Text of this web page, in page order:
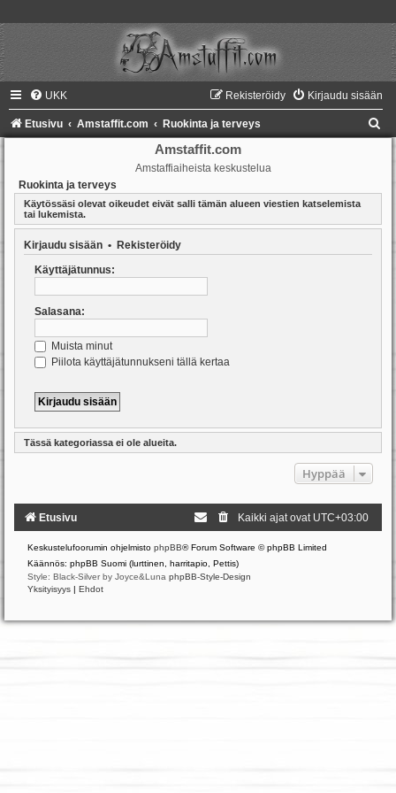
UKK Kirjaudu sisään
Rekisteröidy
Etusivu Amstaffit.com Ruokinta ja terveys
Amstaffit.com
Amstaffiaiheista keskustelua
Ruokinta ja terveys
Käytössäsi olevat oikeudet eivät salli tämän alueen viestien katselemista
tai lukemista.
Kirjaudu sisään • Rekisteröidy
Käyttäjätunnus:
Salasana:
Muista minut
Piilota käyttäjätunnukseni tällä kertaa
Tässä kategoriassa ei ole alueita.
Hyppää
Etusivu Kaikki ajat ovat UTC+03:00
Keskustelufoorumin ohjelmisto phpBB® Forum Software © phpBB Limited
Käännös: phpBB Suomi (lurttinen, harritapio, Pettis)
Style: Black-Silver by Joyce&Luna phpBB-Style-Design
Yksityisyys | Ehdot